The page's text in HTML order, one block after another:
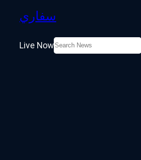
سفاري
Live NowSearch